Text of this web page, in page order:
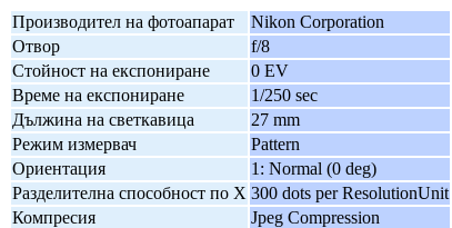
Производител на фотоапарат Nikon Corporation
Отвор
f/8
Стойност на експониране
0 EV
Време на експониране
1/250 sec
Дължина на светкавица
27 mm
Режим измервач
Pattern
Ориентация
1: Normal (0 deg)
Разделителна способност по X 300 dots per ResolutionUnit
Компресия
Jpeg Compression